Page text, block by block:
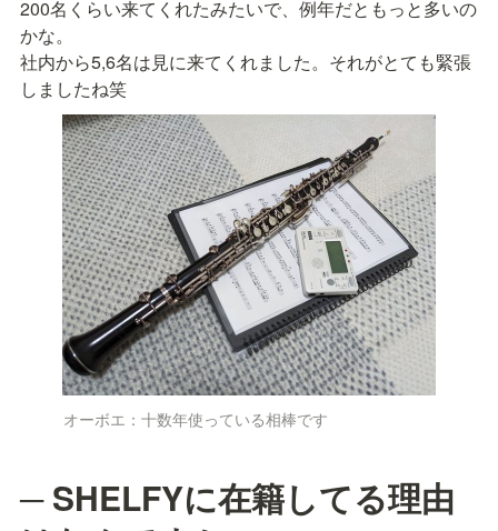
200名くらい来てくれたみたいで、例年だともっと多いの
かな。
社内から5,6名は見に来てくれました。それがとても緊張
しましたね笑
オーボエ：十数年使っている相棒です
─ SHELFYに在籍してる理由